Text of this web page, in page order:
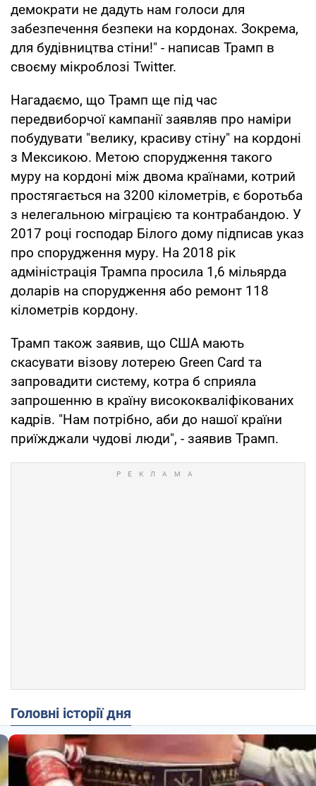
демократи не дадуть нам голоси для
забезпечення безпеки на кордонах. Зокрема,
для будівництва стіни!" - написав Трамп в
своєму мікроблозі Twitter.
Нагадаємо, що Трамп ще під час
передвиборчої кампанії заявляв про наміри
побудувати "велику, красиву стіну" на кордоні
з Мексикою. Метою спорудження такого
муру на кордоні між двома країнами, котрий
простягається на 3200 кілометрів, є боротьба
з нелегальною міграцією та контрабандою. У
2017 році господар Білого дому підписав указ
про спорудження муру. На 2018 рік
адміністрація Трампа просила 1,6 мільярда
доларів на спорудження або ремонт 118
кілометрів кордону.
Трамп також заявив, що США мають
скасувати візову лотерею Green Card та
запровадити систему, котра б сприяла
запрошенню в країну висококваліфікованих
кадрів. "Нам потрібно, аби до нашої країни
приїжджали чудові люди", - заявив Трамп.
Головні історії дня